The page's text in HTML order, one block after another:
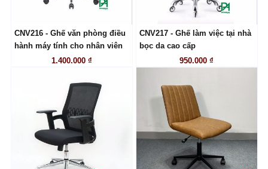
LIÊN HỆ
CNV216 - Ghế văn phòng điều
hành máy tính cho nhân viên
1.400.000 ₫
LIÊN HỆ
CNV217 - Ghế làm việc tại nhà
bọc da cao cấp
950.000 ₫